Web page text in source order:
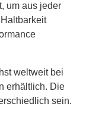
um aus jeder
weltweit bei
erhältlich. Die
sein.